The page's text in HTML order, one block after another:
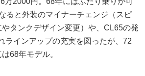
ると外装のマイナーチェンジ（スピ
タンクデザイン変更）や、CL65の発
ラインアップの充実を図ったが、72
68年モデル。